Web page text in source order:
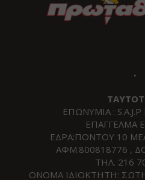
.
ΕΠΩΝΥΜΙΑ :
ΕΠΑΓΓΕΛΜΑ
ΕΔΡΑ:ΠΟΝΤΟΥ 10
ΑΦΜ.800818776 ,
ΤΗΛ. 216
ΟΝΟΜΑ ΙΔΙΟΚΤΗΤΗ: